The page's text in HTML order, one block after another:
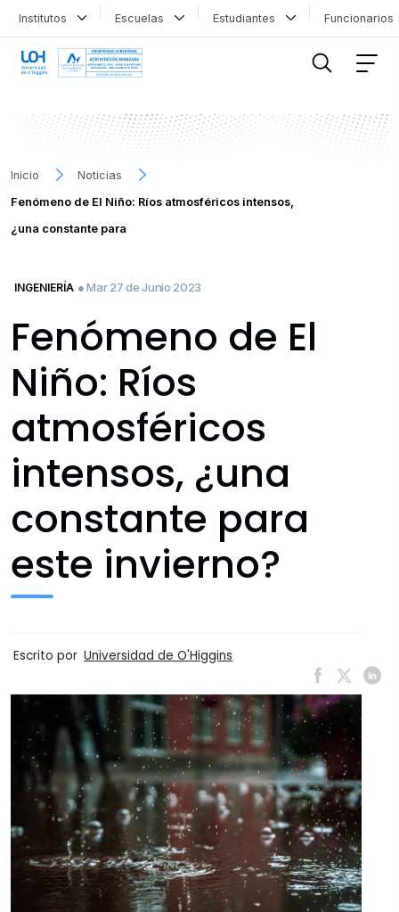
Institutos Escuelas Estudiantes
Inicio
Noticias
Fenómeno de El Niño: Ríos atmosféricos intensos,
¿una constante para
INGENIERÍA ● Mar 27 de Junio 2023
Fenómeno de El
Niño: Ríos
atmosféricos
intensos, ¿una
constante para
este invierno?
Escrito por Universidad de O'Higgins